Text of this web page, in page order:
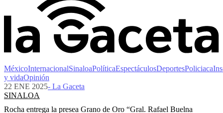
MéxicoInternacionalSinaloaPolíticaEspectáculosDeportesPoliciaca
y vidaOpinión
22 ENE 2025- La Gaceta
SINALOA
Rocha entrega la presea Grano de Oro “Gral. Rafael Buelna